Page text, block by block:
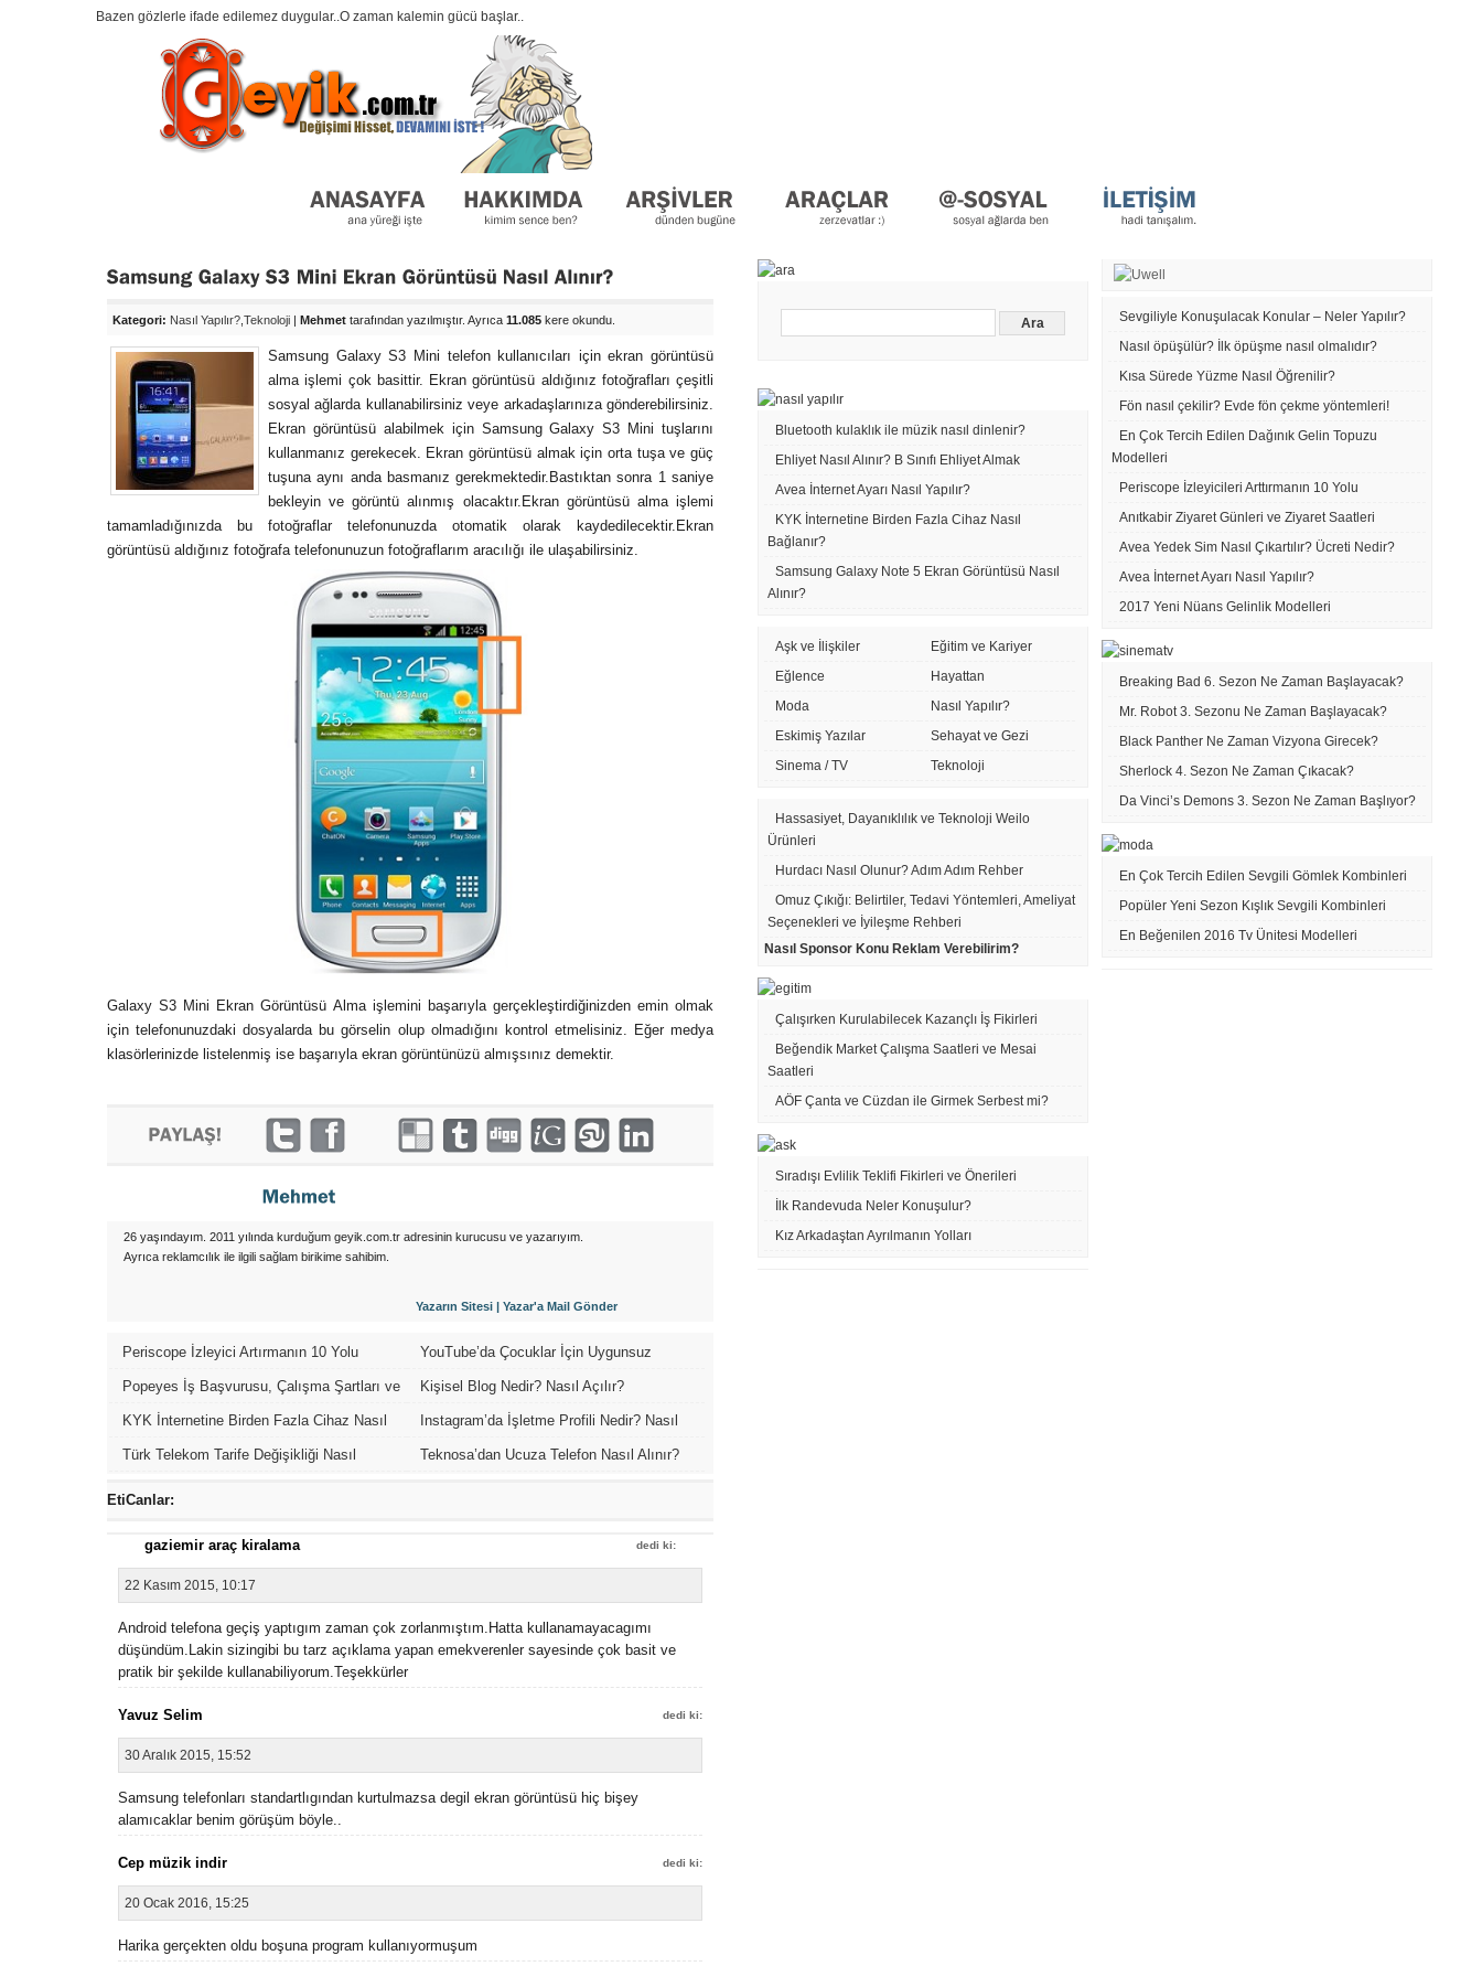
Bazen gözlerle ifade edilemez duygular..O zaman kalemin gücü başlar..
Kategori: Nasıl Yapılır? Teknoloji | Mehmet tarafından yazılmıştır. Ayrıca 11.085 kere okundu.
Samsung Galaxy S3 Mini telefon kullanıcıları için ekran görüntüsü
alma işlemi çok basittir. Ekran görüntüsü aldığınız fotoğrafları çeşitli
sosyal ağlarda kullanabilirsiniz veye arkadaşlarınıza gönderebilirsiniz.
Ekran görüntüsü alabilmek için Samsung Galaxy S3 Mini tuşlarını
kullanmanız gerekecek. Ekran görüntüsü almak için orta tuşa ve güç
tuşuna aynı anda basmanız gerekmektedir.Bastıktan sonra 1 saniye
bekleyin ve görüntü alınmış olacaktır.Ekran görüntüsü alma işlemi
tamamladığınızda bu fotoğraflar telefonunuzda otomatik olarak kaydedilecektir.Ekran
görüntüsü aldığınız fotoğrafa telefonunuzun fotoğraflarım aracılığı ile ulaşabilirsiniz.
Galaxy S3 Mini Ekran Görüntüsü Alma işlemini başarıyla gerçekleştirdiğinizden emin olmak
için telefonunuzdaki dosyalarda bu görselin olup olmadığını kontrol etmelisiniz. Eğer medya
klasörlerinizde listelenmiş ise başarıyla ekran görüntünüzü almışsınız demektir.
26 yaşındayım. 2011 yılında kurduğum geyik.com.tr adresinin kurucusu ve yazarıyım.
Ayrıca reklamcılık ile ilgili sağlam birikime sahibim.
Yazarın Sitesi | Yazar'a Mail Gönder
Periscope İzleyici Artırmanın 10 Yolu
YouTube’da Çocuklar İçin Uygunsuz
Popeyes İş Başvurusu, Çalışma Şartları ve
Maaşları
Kişisel Blog Nedir? Nasıl Açılır?
KYK İnternetine Birden Fazla Cihaz Nasıl
Instagram’da İşletme Profili Nedir? Nasıl
Türk Telekom Tarife Değişikliği Nasıl
Teknosa’dan Ucuza Telefon Nasıl Alınır?
EtiCanlar:
gaziemir araç kiralama dedi ki:
22 Kasım 2015, 10:17
Android telefona geçiş yaptıgım zaman çok zorlanmıştım.Hatta kullanamayacagımı
düşündüm.Lakin sizingibi bu tarz açıklama yapan emekverenler sayesinde çok basit ve
pratik bir şekilde kullanabiliyorum.Teşekkürler
Yavuz Selim dedi ki:
30 Aralık 2015, 15:52
Samsung telefonları standartlıgından kurtulmazsa degil ekran görüntüsü hiç bişey
alamıcaklar benim görüşüm böyle..
Cep müzik indir dedi ki:
20 Ocak 2016, 15:25
Harika gerçekten oldu boşuna program kullanıyormuşum
Bluetooth kulaklık ile müzik nasıl dinlenir?
Ehliyet Nasıl Alınır? B Sınıfı Ehliyet Almak
Avea İnternet Ayarı Nasıl Yapılır?
KYK İnternetine Birden Fazla Cihaz Nasıl
Bağlanır?
Samsung Galaxy Note 5 Ekran Görüntüsü Nasıl
Alınır?
Aşk ve İlişkiler
Eğitim ve Kariyer
Eğlence
Hayattan
Moda
Nasıl Yapılır?
Eskimiş Yazılar
Sehayat ve Gezi
Sinema / TV
Teknoloji
Hassasiyet, Dayanıklılık ve Teknoloji Weilo
Ürünleri
Hurdacı Nasıl Olunur? Adım Adım Rehber
Omuz Çıkığı: Belirtiler, Tedavi Yöntemleri, Ameliyat
Seçenekleri ve İyileşme Rehberi
Nasıl Sponsor Konu Reklam Verebilirim?
Çalışırken Kurulabilecek Kazançlı İş Fikirleri
Beğendik Market Çalışma Saatleri ve Mesai
Saatleri
AÖF Çanta ve Cüzdan ile Girmek Serbest mi?
Sıradışı Evlilik Teklifi Fikirleri ve Önerileri
İlk Randevuda Neler Konuşulur?
Kız Arkadaştan Ayrılmanın Yolları
Sevgiliyle Konuşulacak Konular – Neler Yapılır?
Nasıl öpüşülür? İlk öpüşme nasıl olmalıdır?
Kısa Sürede Yüzme Nasıl Öğrenilir?
Fön nasıl çekilir? Evde fön çekme yöntemleri!
En Çok Tercih Edilen Dağınık Gelin Topuzu
Modelleri
Periscope İzleyicileri Arttırmanın 10 Yolu
Anıtkabir Ziyaret Günleri ve Ziyaret Saatleri
Avea Yedek Sim Nasıl Çıkartılır? Ücreti Nedir?
Avea İnternet Ayarı Nasıl Yapılır?
2017 Yeni Nüans Gelinlik Modelleri
Breaking Bad 6. Sezon Ne Zaman Başlayacak?
Mr. Robot 3. Sezonu Ne Zaman Başlayacak?
Black Panther Ne Zaman Vizyona Girecek?
Sherlock 4. Sezon Ne Zaman Çıkacak?
Da Vinci’s Demons 3. Sezon Ne Zaman Başlıyor?
En Çok Tercih Edilen Sevgili Gömlek Kombinleri
Popüler Yeni Sezon Kışlık Sevgili Kombinleri
En Beğenilen 2016 Tv Ünitesi Modelleri